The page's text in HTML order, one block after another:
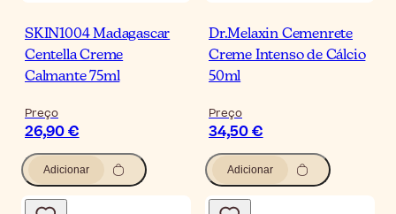
SKIN1004 Madagascar
Centella Creme
Calmante 75ml
Preço
26,90 €
Adicionar
Dr.Melaxin Cemenrete
Creme Intenso de Cálcio
50ml
Preço
34,50 €
Adicionar